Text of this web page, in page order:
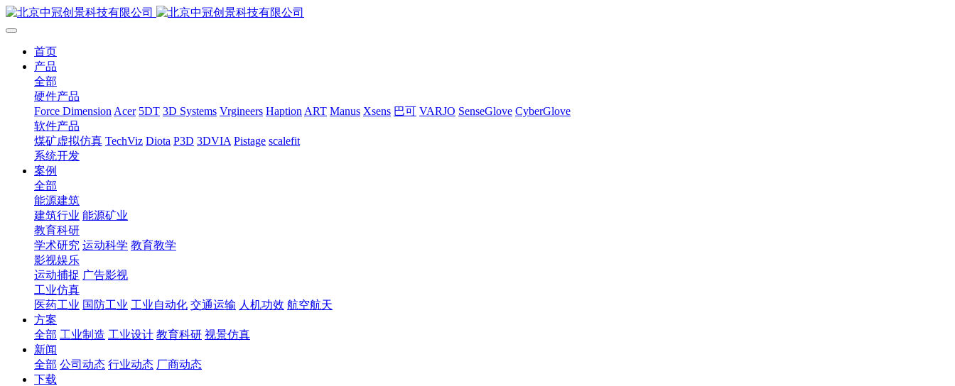
首页
产品
全部
硬件产品
Force Dimension Acer 5DT 3D Systems Vrgineers Haption ART Manus Xsens 巴可 VARJO SenseGlove CyberGlove
软件产品
煤矿虚拟仿真 TechViz Diota P3D 3DVIA Pistage scalefit
系统开发
案例
全部
能源建筑
建筑行业 能源矿业
教育科研
学术研究 运动科学 教育教学
影视娱乐
运动捕捉 广告影视
工业仿真
医药工业 国防工业 工业自动化 交通运输 人机功效 航空航天
方案
全部 工业制造 工业设计 教育科研 视景仿真
新闻
全部 公司动态 行业动态 厂商动态
下载